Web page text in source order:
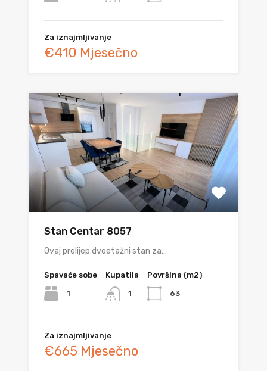
Za iznajmljivanje
€410 Mjesečno
Stan Centar 8057
Ovaj prelijep dvoetažni stan za…
Spavaće sobe
1
Kupatila
1
Površina (m2)
63
Za iznajmljivanje
€665 Mjesečno